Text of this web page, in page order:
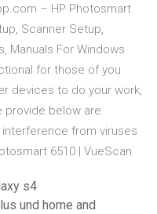
– HP Photosmart
Scanner Setup,
Manuals For Windows
for those of you
devices to do your work,
provide below are
from viruses
6510 | VueScan
s4
und home and